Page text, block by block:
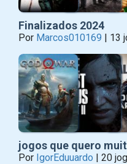
Finalizados 2024
Por Marcos010169 | 13
jogos que quero
Por IgorEduuardo | 20